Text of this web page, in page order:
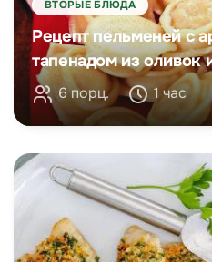
ВТОРЫЕ БЛЮДА
Рецепт пельменей с
тапенадом из оливок
6 порц. 1 час